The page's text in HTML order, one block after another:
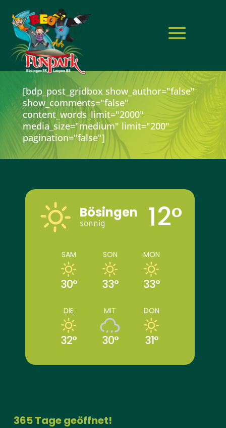
[bdp_post_gridbox show_author="false"
show_comments="false"
content_words_limit="2000"
media_size="medium" limit="200"
pagination="false"]
Bösingen
sonnig 12°
SAM
30°
SON
33°
MON
33°
DIE
32°
MIT
30°
DON
31°
365 Tage geöffnet!